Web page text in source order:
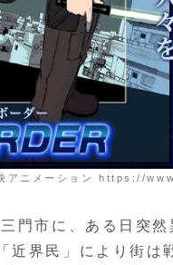
映アニメーション https://
門市に、ある日突
近界民」により街は